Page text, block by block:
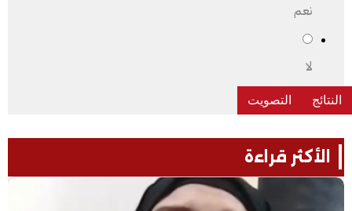
نعم
لا
الأكثر قراءة